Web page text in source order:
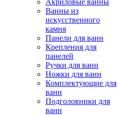
Акриловые ванны
Ванны из
искусственного
камня
Панели для ванн
Крепления для
панелей
Ручки для ванн
Ножки для ванн
Комплектующие для
ванн
Подголовники для
ванн